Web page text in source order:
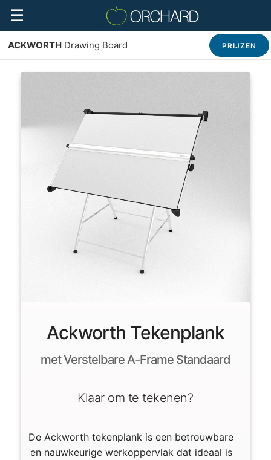
☰
ACKWORTH Drawing Board PRIJZEN
Ackworth Tekenplank
met Verstelbare A-Frame Standaard
Klaar om te tekenen?
De Ackworth tekenplank is een betrouwbare
en nauwkeurige werkoppervlak dat ideaal is